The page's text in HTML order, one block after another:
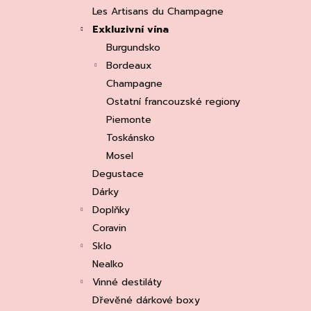
Les Artisans du Champagne
Exkluzivní vína
Burgundsko
Bordeaux
Champagne
Ostatní francouzské regiony
Piemonte
Toskánsko
Mosel
Degustace
Dárky
Doplňky
Coravin
Sklo
Nealko
Vinné destiláty
Dřevěné dárkové boxy
ASOLO PROSECCO SUPERIORE DOCG
BRUT, MARTIGNAGO
253 Kč
Původně: 335 Kč